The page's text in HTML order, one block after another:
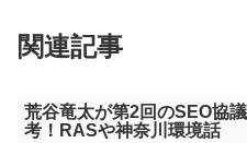
関連記事
荒谷竜太が第2回のSEO協
考！RASや神奈川環境話